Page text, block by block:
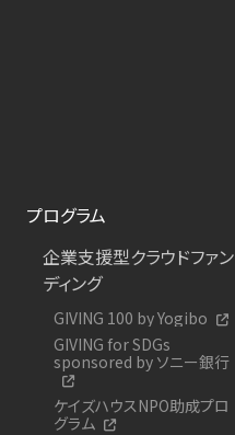
プログラム
企業支援型クラウドファン
ディング
GIVING 100 by Yogibo
GIVING for SDGs
sponsored by ソニー銀行
ケイズハウスNPO助成プロ
グラム